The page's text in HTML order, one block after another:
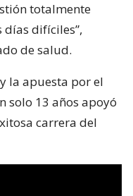
totalmente
días difíciles”,
de salud.
la apuesta por el
solo 13 años apoyó
carrera del